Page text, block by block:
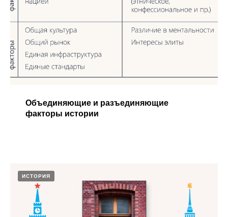
Объединяющие и разъединяющие
факторы истории​
ИСТОРИЯ